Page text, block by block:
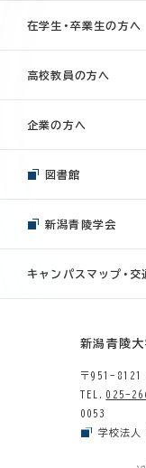
在学生・卒業生の方へ
高校教員の方へ
企業の方へ
図書館
新潟青陵学会
キャンパスマップ・交
新潟青陵大
〒951-8121
TEL. 025-
0053
学校法人